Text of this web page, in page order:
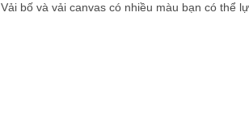
Vải bố và vải canvas có nhiều màu bạn có thể